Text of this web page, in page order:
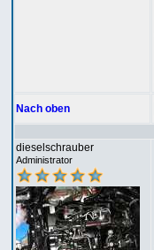
Nach oben
dieselschrauber
Administrator